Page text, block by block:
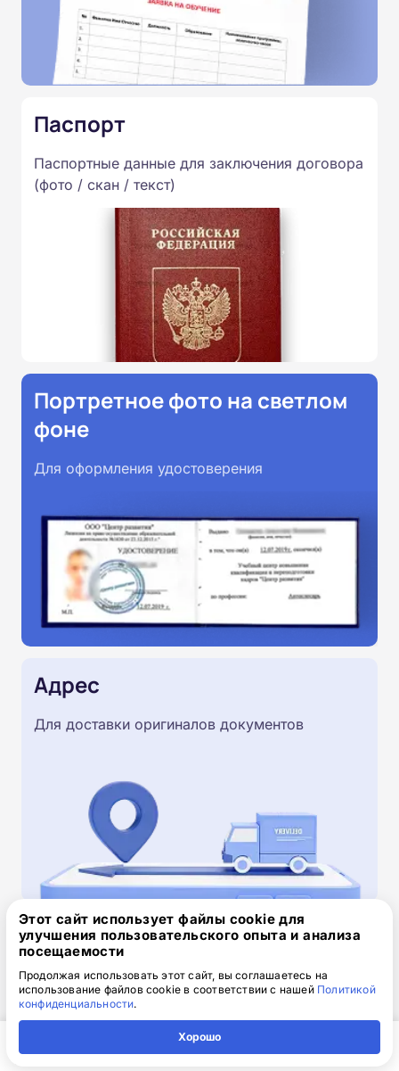
Паспорт
Паспортные данные для заключения договора
(фото / скан / текст)
Портретное фото на светлом
фоне
Для оформления удостоверения
Адрес
Для доставки оригиналов документов
Скачайте заявку на обучение
.doc, 32.52 Кб
Скачайте шаблон, заполните и отправьте по
Обязательно укажите контактный номер телефон.
Этот сайт использует файлы cookie для
улучшения пользовательского опыта и анализа
посещаемости
Продолжая использовать этот сайт, вы соглашаетесь на
использование файлов cookie в соответствии с нашей Политикой
конфиденциальности.
Хорошо